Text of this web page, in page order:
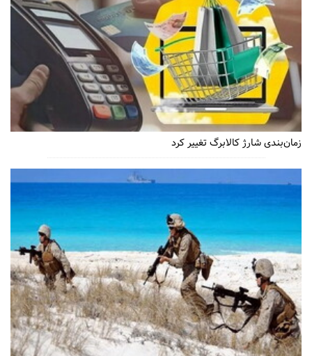
زمان‌بندی شارژ کالابرگ تغییر کرد